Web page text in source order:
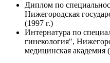
Диплом по
Нижегородская
(1997 г.)
Интернатура по
гинекология",
медицинская академия